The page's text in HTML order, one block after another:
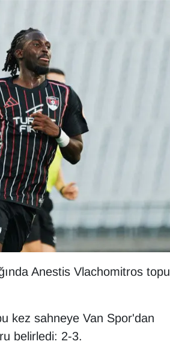
Anestis Vlachomitros topu
kez sahneye Van Spor'dan
belirledi: 2-3.